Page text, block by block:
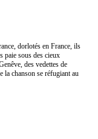
dorlotés en France, ils
paie sous des cieux
des vedettes de
la chanson se réfugiant au